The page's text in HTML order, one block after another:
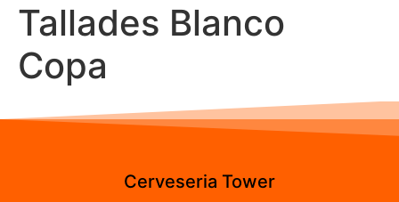
Tallades Blanco
Copa
Cerveseria Tower